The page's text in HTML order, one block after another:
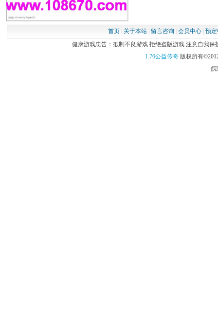
首页| 关于本站| 留言咨询 会员中心| 预
健康游戏忠告：抵制不良游戏 拒绝盗版游戏 注意自我保
1.76公益传奇版权所有
皖